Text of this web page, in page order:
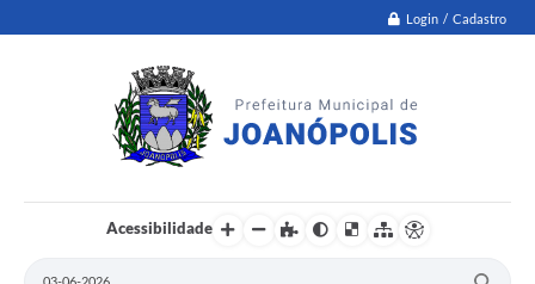
Login / Cadastro
Acessibilidade